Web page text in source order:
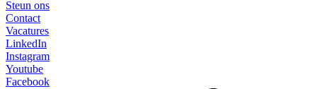
Steun ons
Contact
Vacatures
LinkedIn
Instagram
Youtube
Facebook